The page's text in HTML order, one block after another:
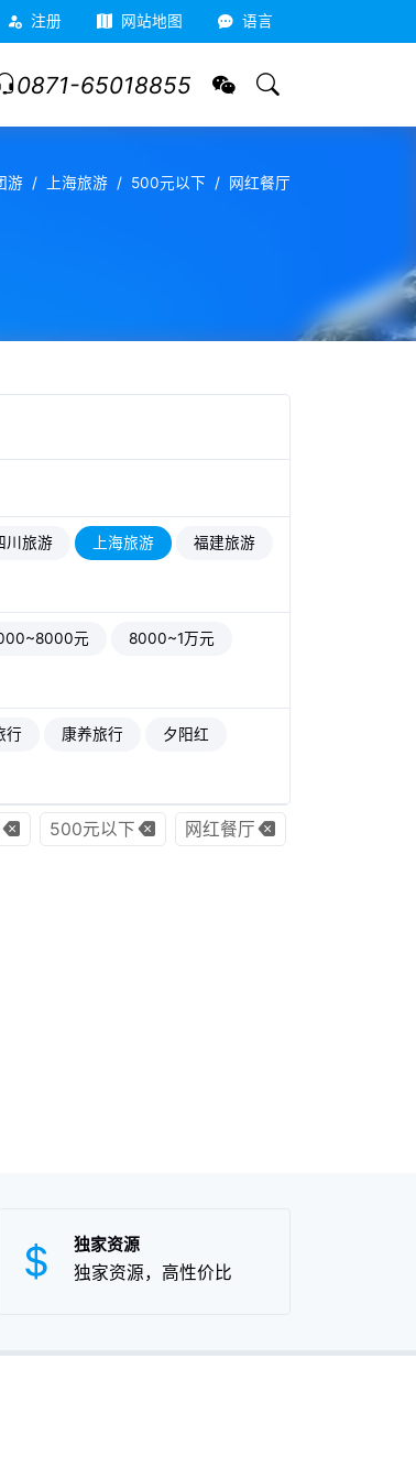
注册 网站地图 语言
0871-65018855
游 上海旅游 500元以下 网红餐厅
川旅游 上海旅游 福建旅游
元 8000~1万元
行 康养旅行 夕阳红
500元以下 网红餐厅
独家资源
独家资源，高性价比